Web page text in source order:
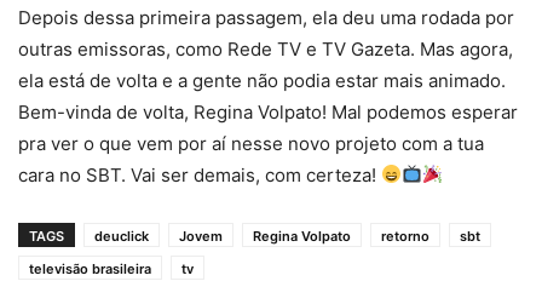
Depois dessa primeira passagem, ela deu uma rodada por
outras emissoras, como Rede TV e TV Gazeta. Mas agora,
ela está de volta e a gente não podia estar mais animado.
Bem-vinda de volta, Regina Volpato! Mal podemos esperar
pra ver o que vem por aí nesse novo projeto com a tua
cara no SBT. Vai ser demais, com certeza!
TAGS deuclick Jovem Regina Volpato retorno
sbt
televisão brasileira
tv